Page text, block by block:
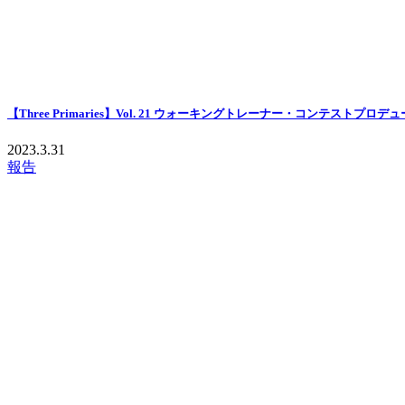
【Three Primaries】Vol. 21 ウォーキングトレーナー・コンテストプロデ
2023.3.31
報告